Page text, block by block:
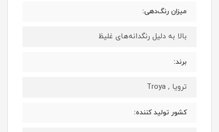
میزان رنگ‌دهی:
بالا به دلیل رنگدانه‌های غلیظ
برند:
ترویا , Troya
کشور تولید کننده: